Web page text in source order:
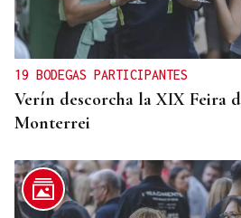
19 BODEGAS PARTICIPANTES
Verín descorcha la XIX Feira
Monterrei